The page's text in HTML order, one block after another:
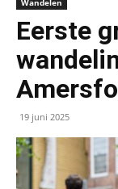
Wandelen
Eerste
19 juni 2025